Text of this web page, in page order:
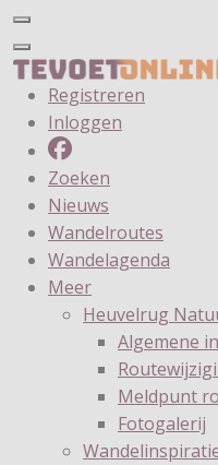
Registreren
Inloggen
Zoeken
Nieuws
Wandelroutes
Wandelagenda
Meer
Heuvelrug
Algemene
Meldpunt
Fotogalerij